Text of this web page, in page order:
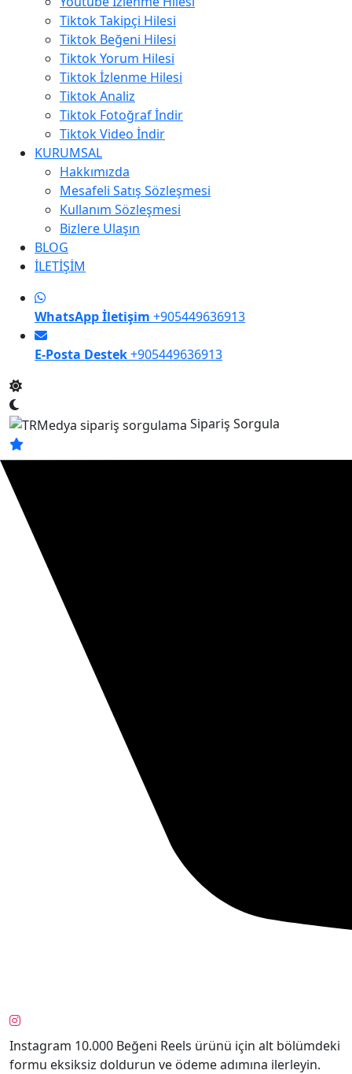
Tiktok Takipçi Hilesi
Tiktok Beğeni Hilesi
Tiktok Yorum Hilesi
Tiktok İzlenme Hilesi
Tiktok Analiz
Tiktok Fotoğraf İndir
Tiktok Video İndir
KURUMSAL
Hakkımızda
Mesafeli Satış Sözleşmesi
Kullanım Sözleşmesi
Bizlere Ulaşın
BLOG
İLETİŞİM
WhatsApp İletişim +905449636913
E-Posta Destek+905449636913
Sipariş Sorgula
Instagram 10.000 Beğeni Reels ürünü için alt bölümdeki
formu eksiksiz doldurun ve ödeme adımına ilerleyin.